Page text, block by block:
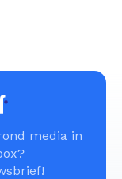
media in